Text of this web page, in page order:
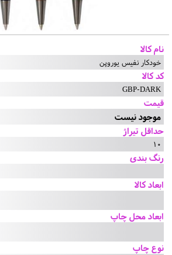
نام کالا
خودکار نفیس یوروپن
کد کالا
GBP-DARK
قیمت
موجود نیست
حداقل تیراژ
10
رنگ بندی
ابعاد کالا
ابعاد محل چاپ
نوع چاپ